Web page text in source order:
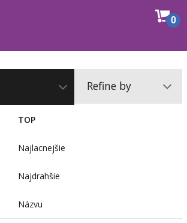
0
Refine by
TOP
Najlacnejšie
Najdrahšie
Názvu